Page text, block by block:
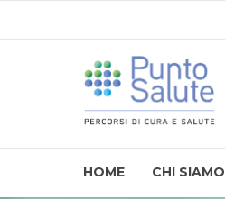
HOME CHI SIAMO